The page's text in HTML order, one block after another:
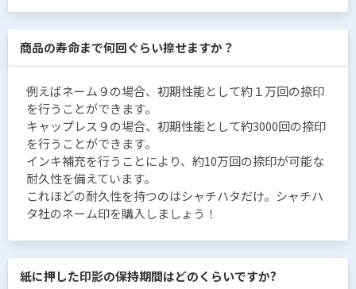
商品の寿命まで何回ぐらい捺せますか？
例えばネーム９の場合、初期性能として約１万回の捺印
を行うことができます。
キャップレス９の場合、初期性能として約3000回の捺印
を行うことができます。
インキ補充を行うことにより、約10万回の捺印が可能な
耐久性を備えています。
これほどの耐久性を持つのはシャチハタだけ。シャチハ
タ社のネーム印を購入しましょう！
紙に押した印影の保持期間はどのくらいですか?